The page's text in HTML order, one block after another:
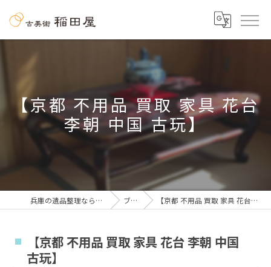
【京都 不用品 買取 家具 花台
李朝 中国 古玩】
兵庫の遺品整理なら古美術 稲田屋 ブログ 【京都 不用品 買取 家具 花台 李朝 中国 古玩】
【京都 不用品 買取 家具 花台 李朝 中国
古玩】